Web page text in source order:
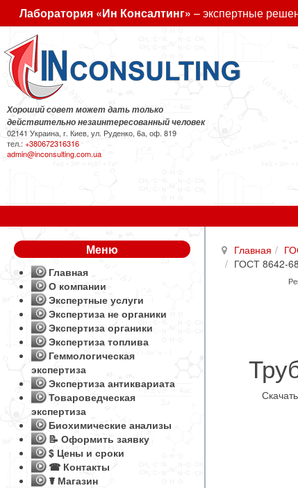
Лаборатория «Ин Консалтинг» – экспертные
Хороший совет может дать только
действительно незаинтересованный человек
02141 Украина, г. Киев, ул. Руденко, 6а, оф. 819
тел.:+380672316316
admin@inconsulting.com.ua
Главная
ГОСТ 8642-
Меню
Главная
О компании
Экспертные услуги
Экспертиза не органики
Экспертиза органики
Экспертиза топлива
Геммологическая
экспертиза
Экспертиза антиквариата
Товароведческая
экспертиза
Биохимические анализы
📝 Оформить заявку
$ Цены и сроки
☎ Контакты
☤ Магазин